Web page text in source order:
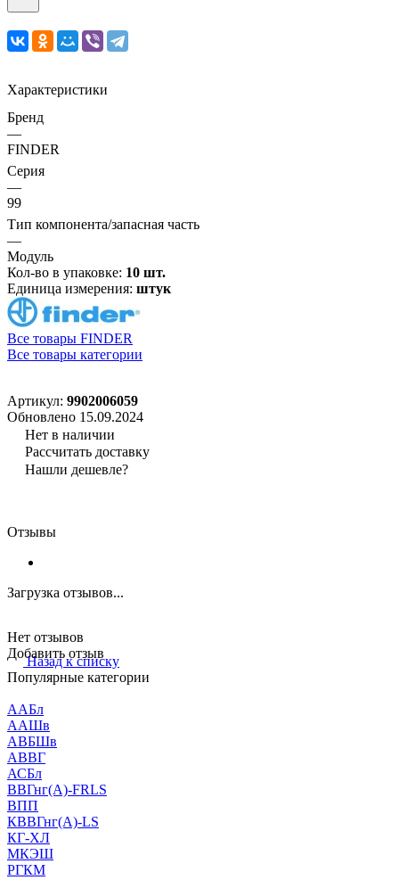
Характеристики
Бренд
—
FINDER
Серия
—
99
Тип компонента/запасная часть
—
Модуль
Кол-во в упаковке: 10 шт.
Единица измерения: штук
Все товары FINDER
Все товары категории
Артикул: 9902006059
Обновлено 15.09.2024
Нет в наличии
Рассчитать доставку
Нашли дешевле?
Отзывы
Загрузка отзывов...
Нет отзывов
Добавить отзыв
Назад к списку
Популярные категории
ААБл
ААШв
АВБШв
АВВГ
АСБл
ВВГнг(А)-FRLS
ВПП
КВВГнг(А)-LS
КГ-ХЛ
МКЭШ
РГКМ